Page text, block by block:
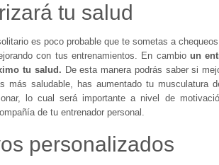
tu salud
es poco probable que te sometas a
con tus entrenamientos. En cambio un
tu salud. De esta manera podrás saber si
más saludable, has aumentado tu musculatura
lo cual será importante a nivel de
de tu entrenador personal.
personalizados